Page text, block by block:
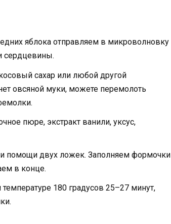
яблока отправляем в микроволновку
сердцевины.
сахар или любой другой
овсяной муки, можете перемолоть
пюре, экстракт ванили, уксус,
помощи двух ложек. Заполняем формочки
в конце.
180 градусов 25–27 минут,